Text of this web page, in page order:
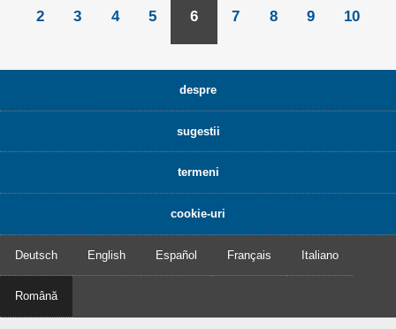
2 3 4 5 6 7 8 9 10
despre
sugestii
termeni
cookie-uri
Deutsch English Español Français Italiano
Română